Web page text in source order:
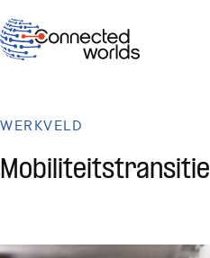
WERKVELD
Mobiliteitstransitie